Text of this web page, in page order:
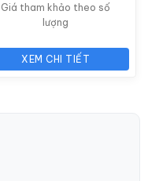
Giá tham khảo theo số
lượng
XEM CHI TIẾT